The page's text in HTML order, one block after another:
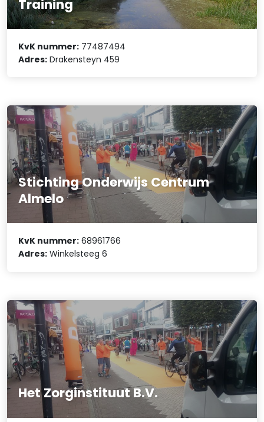
Training
KvK nummer: 77487494
Adres: Drakensteyn 459
Stichting Onderwijs Centrum
Almelo
KvK nummer: 68961766
Adres: Winkelsteeg 6
Het Zorginstituut B.V.